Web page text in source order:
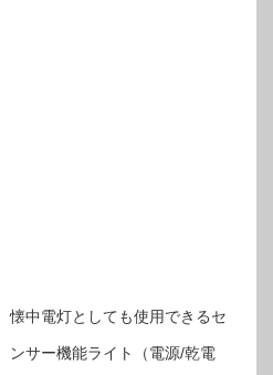
懐中電灯としても使用できるセ
ンサー機能ライト（電源/乾電